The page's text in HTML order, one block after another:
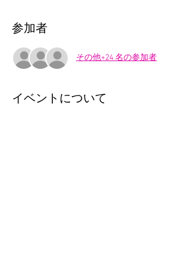
参加者
その他+24 名の参加者
イベントについて